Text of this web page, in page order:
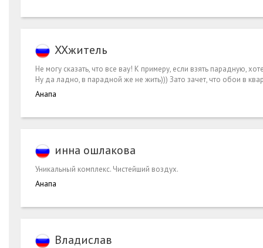
ХХжитель
Не могу сказать, что все вау! К примеру, если взять парадную,
Ну да ладно, в парадной же не жить))) Зато зачет, что обои в
Анапа
инна ошлакова
Уникальный комплекс. Чистейший воздух.
Анапа
Владислав